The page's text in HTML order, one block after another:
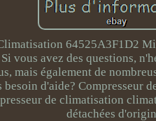
64525A3F1D2
vous avez des questions,
mais également de
besoin d'aide?
de climatisation
détachées